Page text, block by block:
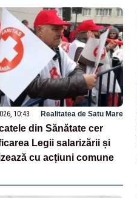
10:43 Realitatea de Satu Mare
din Sănătate cer
Legii salarizării și
cu acțiuni comune